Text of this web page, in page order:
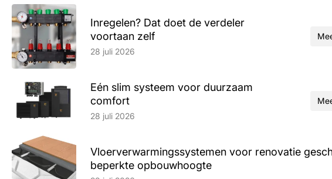
Inregelen? Dat doet de verdeler
voortaan zelf
Lees artikel
28 juli 2026
Eén slim systeem voor duurzaam
comfort
Lees artikel
28 juli 2026
Vloerverwarmingssystemen voor renovatie
beperkte opbouwhoogte
Lees artikel